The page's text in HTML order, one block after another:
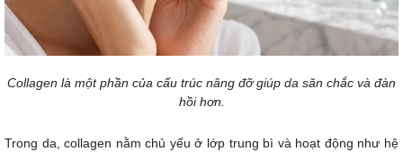
Collagen là một phần của cấu trúc nâng đỡ giúp da săn chắc và đàn
hồi hơn.
Trong da, collagen nằm chủ yếu ở lớp trung bì và hoạt động như hệ